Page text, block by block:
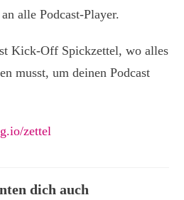
alle Podcast-Player.
Kick-Off Spickzettel, wo alles
musst, um deinen Podcast
zettel
dich auch